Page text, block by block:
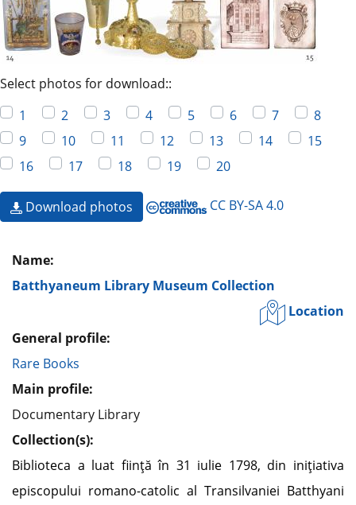
Select photos for download::
1
2 3 4 5 6 7
8
9
10 11 12 13 14
15
16
17 18 19 20
Download photos CC BY-SA 4.0
Name:
Batthyaneum Library Museum Collection
Location
General profile:
Rare Books
Main profile:
Documentary Library
Collection(s):
Biblioteca a luat fiinţă în 31 iulie 1798, din iniţiativa
episcopului romano-catolic al Transilvaniei Batthyani